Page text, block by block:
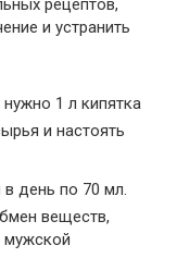
рецептов,
и устранить
1 л кипятка
и настоять
день по 70 мл.
веществ,
мужской